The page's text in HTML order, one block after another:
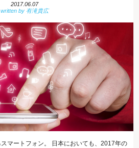
2017.06.07
マートフォン。 日本においても、2017年の